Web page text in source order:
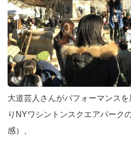
大道芸人さんがパフォーマンス
りNYワシントンスクエアパーク
感）、